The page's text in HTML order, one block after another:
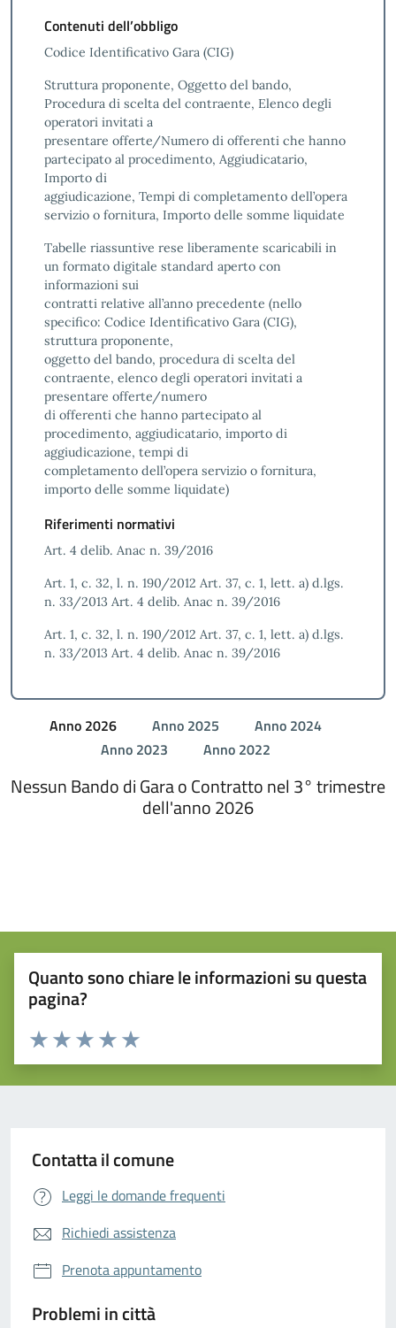
Contenuti dell’obbligo
Codice Identificativo Gara (CIG)
Struttura proponente, Oggetto del bando,
Procedura di scelta del contraente, Elenco degli
operatori invitati a
presentare offerte/Numero di offerenti che hanno
partecipato al procedimento, Aggiudicatario,
Importo di
aggiudicazione, Tempi di completamento dell’opera
servizio o fornitura, Importo delle somme liquidate
Tabelle riassuntive rese liberamente scaricabili in
un formato digitale standard aperto con
informazioni sui
contratti relative all’anno precedente (nello
specifico: Codice Identificativo Gara (CIG),
struttura proponente,
oggetto del bando, procedura di scelta del
contraente, elenco degli operatori invitati a
presentare offerte/numero
di offerenti che hanno partecipato al
procedimento, aggiudicatario, importo di
aggiudicazione, tempi di
completamento dell’opera servizio o fornitura,
importo delle somme liquidate)
Riferimenti normativi
Art. 4 delib. Anac n. 39/2016
Art. 1, c. 32, l. n. 190/2012 Art. 37, c. 1, lett. a) d.lgs.
n. 33/2013 Art. 4 delib. Anac n. 39/2016
Art. 1, c. 32, l. n. 190/2012 Art. 37, c. 1, lett. a) d.lgs.
n. 33/2013 Art. 4 delib. Anac n. 39/2016
Anno 2026 Anno 2025
Anno 2024
Anno 2023
Anno 2022
Nessun Bando di Gara o Contratto nel 3° trimestre
dell'anno 2026
Quanto sono chiare le informazioni su questa
pagina?
Valuta da 1 a 5 stelle la pagina
Valuta 5 stelle su 5
Valuta 4 stelle su 5
Valuta 3 stelle su 5
Valuta 2 stelle su 5
Valuta 1 stelle su 5
Contatta il comune
Leggi le domande frequenti
Richiedi assistenza
Prenota appuntamento
Problemi in città